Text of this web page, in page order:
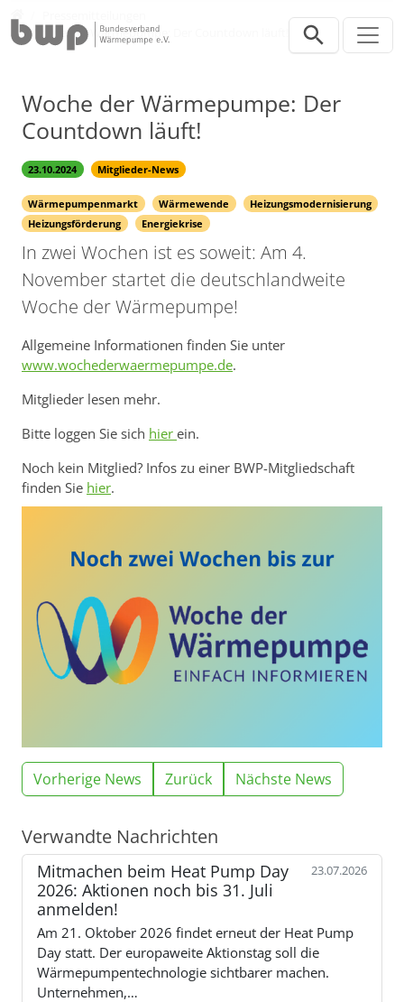
Woche der Wärmepumpe: Der Countdown läuft!
Woche der Wärmepumpe: Der
Countdown läuft!
23.10.2024 Mitglieder-News
Wärmepumpenmarkt Wärmewende
Heizungsmodernisierung
Heizungsförderung
Energiekrise
In zwei Wochen ist es soweit: Am 4.
November startet die deutschlandweite
Woche der Wärmepumpe!
Allgemeine Informationen finden Sie unter
www.wochederwaermepumpe.de.
Mitglieder lesen mehr.
Bitte loggen Sie sich hier ein.
Noch kein Mitglied? Infos zu einer BWP-Mitgliedschaft
finden Sie hier.
Vorherige News Zurück Nächste News
Verwandte Nachrichten
Mitmachen beim Heat Pump Day
2026: Aktionen noch bis 31. Juli
anmelden!
23.07.2026
Am 21. Oktober 2026 findet erneut der Heat Pump
Day statt. Der europaweite Aktionstag soll die
Wärmepumpentechnologie sichtbarer machen.
Unternehmen,…